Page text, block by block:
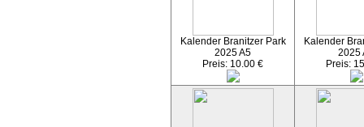
Kalender Branitzer Park
2025 A5
Preis: 10.00 €
Kalender
2025
Preis: